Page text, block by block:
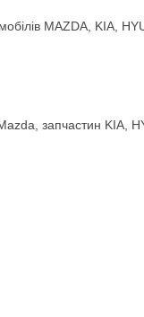
MAZDA, KIA,
запчастин KIA,